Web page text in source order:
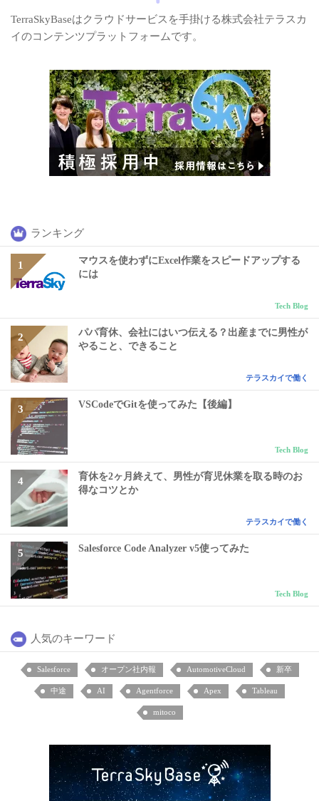
TerraSkyBaseはクラウドサービスを手掛ける株式会社テラスカ
イのコンテンツプラットフォームです。
ランキング
マウスを使わずにExcel作業をスピードアップする
には
Tech Blog
パパ育休、会社にはいつ伝える？出産までに男性が
やること、できること
テラスカイで働く
VSCodeでGitを使ってみた【後編】
Tech Blog
育休を2ヶ月終えて、男性が育児休業を取る時のお
得なコツとか
テラスカイで働く
Salesforce Code Analyzer v5使ってみた
Tech Blog
人気のキーワード
Salesforce オープン社内報 AutomotiveCloud 新卒
中途 AI Agentforce Apex Tableau
mitoco